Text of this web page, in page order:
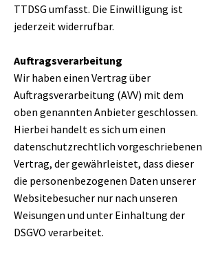
TTDSG umfasst. Die Einwilligung ist
jederzeit widerrufbar.
Auftragsverarbeitung
Wir haben einen Vertrag über
Auftragsverarbeitung (AVV) mit dem
oben genannten Anbieter geschlossen.
Hierbei handelt es sich um einen
datenschutzrechtlich vorgeschriebenen
Vertrag, der gewährleistet, dass dieser
die personenbezogenen Daten unserer
Websitebesucher nur nach unseren
Weisungen und unter Einhaltung der
DSGVO verarbeitet.